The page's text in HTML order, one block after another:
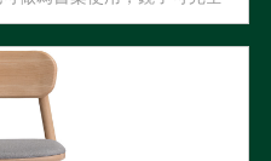
擺都適用